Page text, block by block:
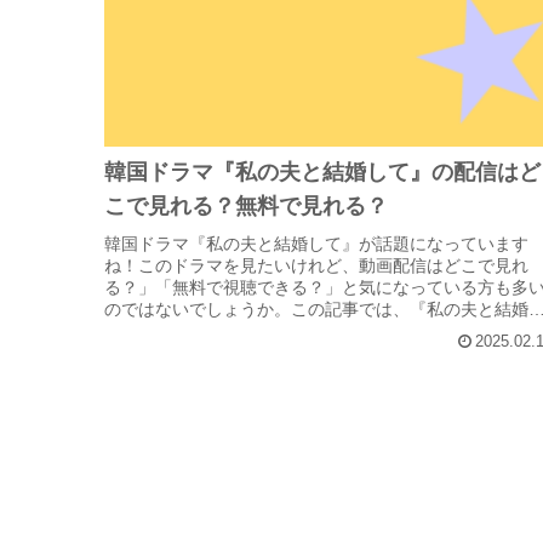
韓国ドラマ『私の夫と結婚して』の配信はど
こで見れる？無料で見れる？
韓国ドラマ『私の夫と結婚して』が話題になっています
ね！このドラマを見たいけれど、動画配信はどこで見れ
る？」「無料で視聴できる？」と気になっている方も多い
のではないでしょうか。この記事では、『私の夫と結婚し